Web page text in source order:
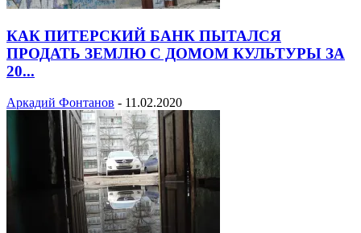
КАК ПИТЕРСКИЙ БАНК ПЫТАЛСЯ
ПРОДАТЬ ЗЕМЛЮ С ДОМОМ КУЛЬТУРЫ ЗА
20...
Аркадий Фонтанов - 11.02.2020